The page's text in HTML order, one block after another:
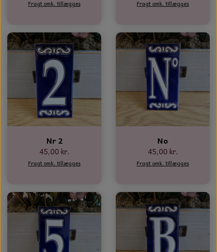
Fragt omk. tillægges Fragt omk. tillægges
Nr 2
45,00 kr.
Fragt omk. tillægges
No
45,00 kr.
Fragt omk. tillægges